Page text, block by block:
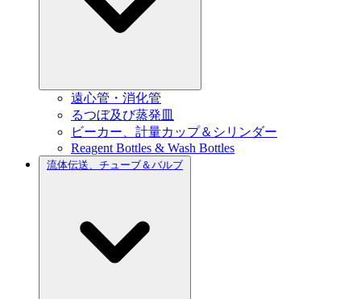
遠心管・消化管
るつぼ及び蒸発皿
ビーカー、計量カップ＆シリンダー
Reagent Bottles & Wash Bottles
流体伝送、チューブ＆バルブ